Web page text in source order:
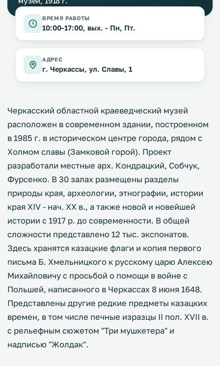
ВРЕМЯ РАБОТЫ
10:00-17:00, вых. - Пн, Пт.
АДРЕС
г. Черкассы, ул. Славы, 1
Черкасский областной краеведческий музей
расположен в современном здании, построенном
в 1985 г. в историческом центре города, рядом с
Холмом славы (Замковой горой). Проект
разработали местные арх. Кондрацкий, Собчук,
Фурсенко. В 30 залах размещены разделы
природы края, археологии, этнографии, истории
края ХІV - нач. XX в., а также новой и новейшей
истории с 1917 р. до современности. В общей
сложности представлено 12 тыс. экспонатов.
Здесь хранятся казацкие флаги и копия первого
письма Б. Хмельницкого к русскому царю Алексею
Михайловичу с просьбой о помощи в войне с
Польшей, написанного в Черкассах 8 июня 1648.
Представлены другие редкие предметы казацких
времен, в том числе печные изразцы II пол. XVII в.
с рельефным сюжетом "Три мушкетера" и
надписью "Жолдак".